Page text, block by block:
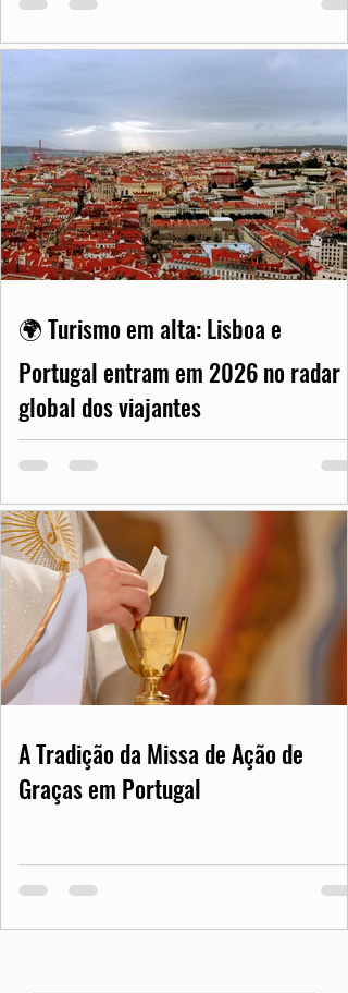
🌍 Turismo em alta: Lisboa e
Portugal entram em 2026 no radar
global dos viajantes
A Tradição da Missa de Ação de
Graças em Portugal